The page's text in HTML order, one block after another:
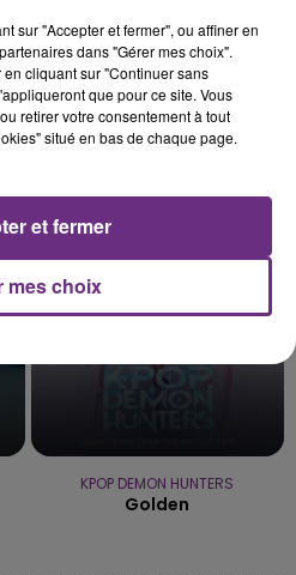
JEREMY FREROT
10h55
10h55
KPOP DEMON HUNTERS
Golden
sur "Accepter et fermer", ou affiner en
dans "Gérer mes choix".
cliquant sur "Continuer sans
que pour ce site. Vous
retirer votre consentement à tout
situé en bas de chaque page.
mes choix
et fermer